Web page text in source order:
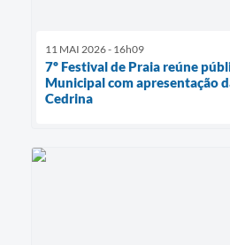
11 MAI 2026 - 16h09
7º Festival de Praia reúne
Municipal com apresentação
Cedrina